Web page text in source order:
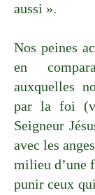
aussi ».
Nos peines
en
auxquelles
par la foi
Seigneur
avec les
milieu d’une
punir ceux